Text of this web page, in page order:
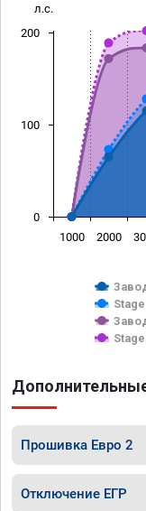
л.с.
1000 2000
0
100
200
Прошивка Евро 2
Отключение ЕГР